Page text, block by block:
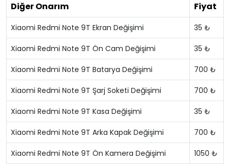
Diğer Onarım Fiyat
Xiaomi Redmi Note 9T Ekran Değişimi 35 ₺
Xiaomi Redmi Note 9T Ön Cam Değişimi 35 ₺
Xiaomi Redmi Note 9T Batarya Değişimi 700 ₺
Xiaomi Redmi Note 9T Şarj Soketi Değişimi 700 ₺
Xiaomi Redmi Note 9T Kasa Değişimi 35 ₺
Xiaomi Redmi Note 9T Arka Kapak Değişimi 700 ₺
Xiaomi Redmi Note 9T Ön Kamera Değişimi 1050 ₺